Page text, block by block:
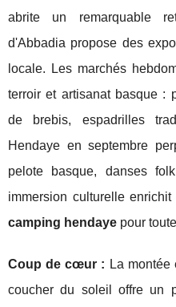
abrite un remarquable
d'Abbadia propose des
locale. Les marchés
terroir et artisanat basque :
de brebis, espadrilles
Hendaye en septembre
pelote basque, danses
immersion culturelle enrichit
camping hendaye pour
Coup de cœur : La
coucher du soleil offre un